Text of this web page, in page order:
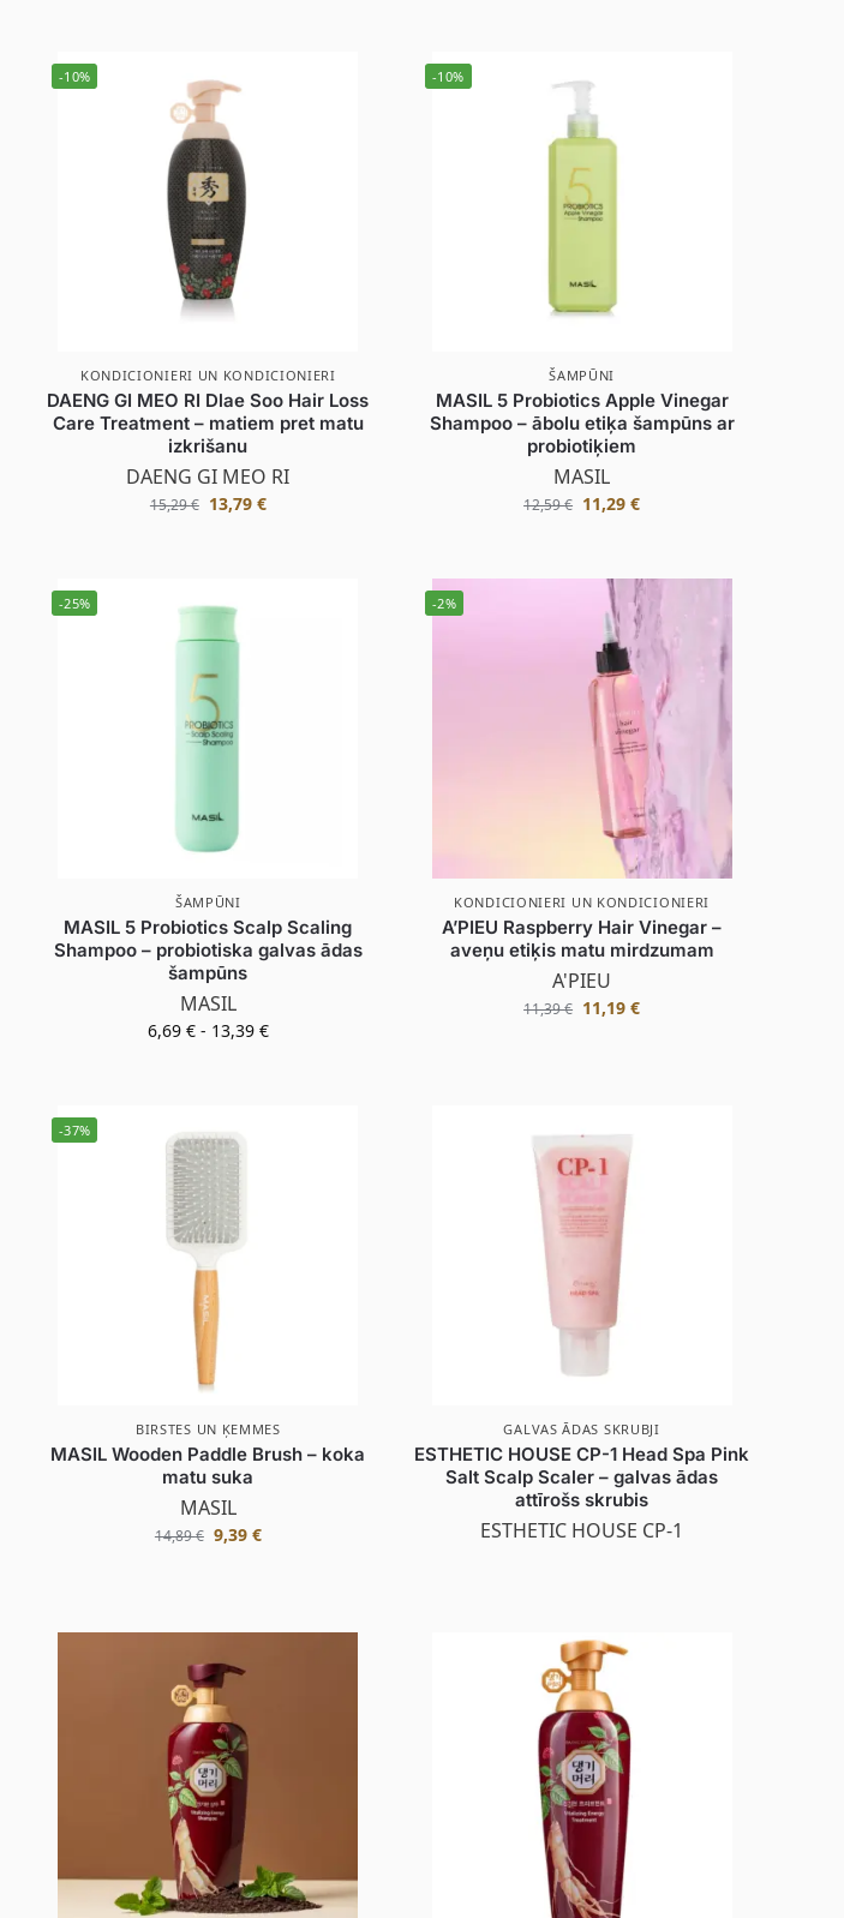
-10%
KONDICIONIERI UN KONDICIONIERI
DAENG GI MEO RI Dlae Soo Hair Loss
Care Treatment – matiem pret matu
izkrišanu
DAENG GI MEO RI
15,29€ 13,79 €
-10%
ŠAMPŪNI
MASIL 5 Probiotics Apple Vinegar
Shampoo – ābolu etiķa šampūns ar
probiotiķiem
MASIL
12,59€ 11,29€
-25%
ŠAMPŪNI
MASIL 5 Probiotics Scalp Scaling
Shampoo – probiotiska galvas ādas
šampūns
MASIL
6,69 € - 13,39 €
-2%
KONDICIONIERI UN KONDICIONIERI
A’PIEU Raspberry Hair Vinegar –
aveņu etiķis matu mirdzumam
A'PIEU
11,39€ 11,19€
-37%
BIRSTES UN ĶEMMES
MASIL Wooden Paddle Brush – koka
matu suka
MASIL
14,89€ 9,39 €
GALVAS ĀDAS SKRUBJI
ESTHETIC HOUSE CP-1 Head Spa Pink
Salt Scalp Scaler – galvas ādas
attīrošs skrubis
ESTHETIC HOUSE CP-1